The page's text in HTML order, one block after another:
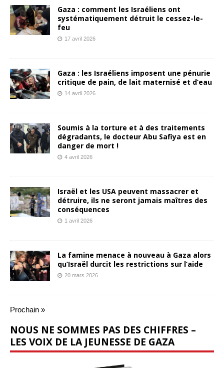
Gaza : comment les Israéliens ont
systématiquement détruit le cessez-le-
feu
17 avril 2026
Gaza : les Israéliens imposent une pénurie
critique de pain, de lait maternisé et d’eau
14 avril 2026
Soumis à la torture et à des traitements
dégradants, le docteur Abu Safiya est en
danger de mort !
4 avril 2026
Israël et les USA peuvent massacrer et
détruire, ils ne seront jamais maîtres des
conséquences
1 avril 2026
La famine menace à nouveau à Gaza alors
qu’Israël durcit les restrictions sur l’aide
20 mars 2026
Prochain »
NOUS NE SOMMES PAS DES CHIFFRES –
LES VOIX DE LA JEUNESSE DE GAZA